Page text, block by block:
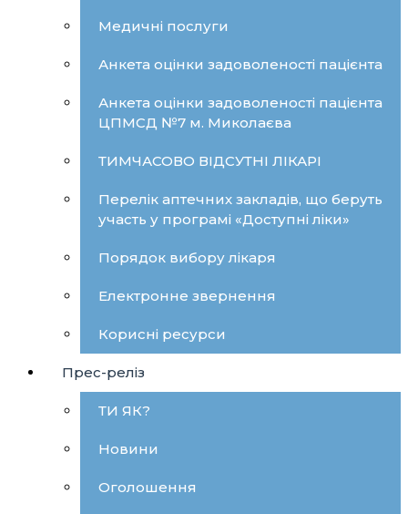
Медичні послуги
Анкета оцінки задоволеності пацієнта
Анкета оцінки задоволеності пацієнта
ЦПМСД №7 м. Миколаєва
ТИМЧАСОВО ВІДСУТНІ ЛІКАРІ
Перелік аптечних закладів, що беруть
участь у програмі «Доступні ліки»
Порядок вибору лікаря
Електронне звернення
Корисні ресурси
Прес-реліз
ТИ ЯК?
Новини
Оголошення